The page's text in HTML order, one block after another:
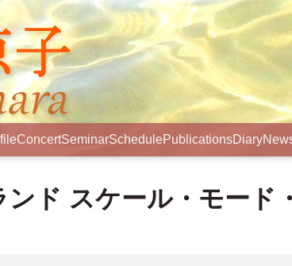
ConcertSeminarSchedulePublicationsDiary
ンド スケール・モード